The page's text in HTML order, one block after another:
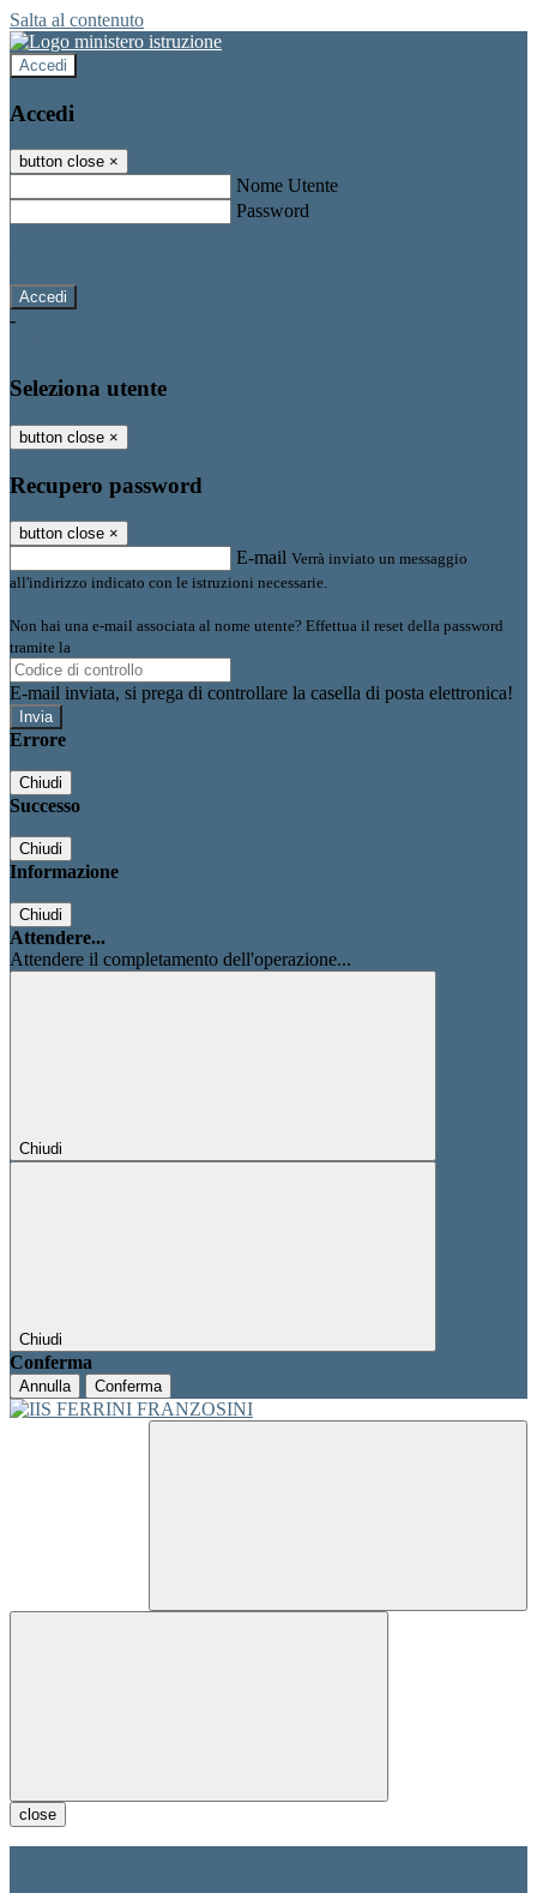
Salta al contenuto
Accedi
Accedi
button close ×
Nome Utente
Password
-
Seleziona utente
button close ×
Recupero password
button close ×
E-mail Verrà inviato un messaggio
all'indirizzo indicato con le istruzioni necessarie.
Non hai una e-mail associata al nome utente? Effettua il reset della password
tramite la
E-mail inviata, si prega di controllare la casella di posta elettronica!
Errore
Chiudi
Successo
Chiudi
Informazione
Chiudi
Attendere...
Attendere il completamento dell'operazione...
Chiudi
Chiudi
Conferma
Annulla Conferma
close